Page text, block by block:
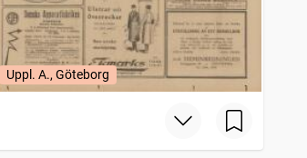
Uppl. A., Göteborg